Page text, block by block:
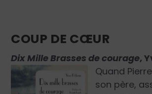
COUP DE CŒUR
Dix Mille Brasses de courage,
Quand
son père,